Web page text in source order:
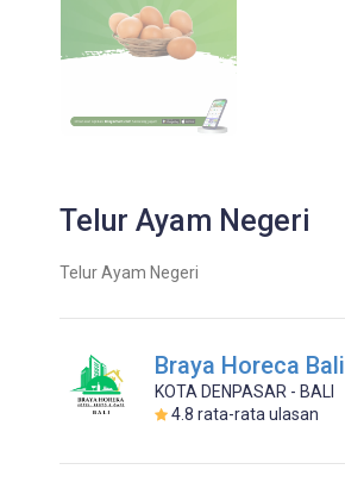
Telur Ayam Negeri
Telur Ayam Negeri
Braya Horeca Bali
KOTA DENPASAR - BALI
4.8 rata-rata ulasan